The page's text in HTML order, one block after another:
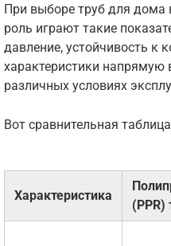
При выборе труб для
роль играют такие
давление, устойчивость к
характеристики напрямую
различных условиях
Вот сравнительная
Характеристика
(PPR)